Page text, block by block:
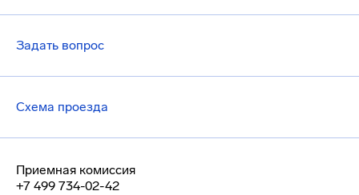
Задать вопрос
Схема проезда
Приемная комиссия
+7 499 734-02-42